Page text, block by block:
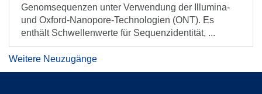
Genomsequenzen unter Verwendung der Illumina-
und Oxford-Nanopore-Technologien (ONT). Es
enthält Schwellenwerte für Sequenzidentität, ...
Weitere Neuzugänge